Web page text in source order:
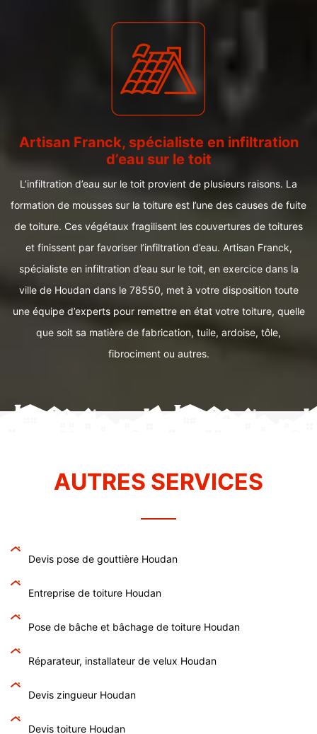
Artisan Franck, spécialiste en infiltration
d’eau sur le toit
L’infiltration d’eau sur le toit provient de plusieurs raisons. La
formation de mousses sur la toiture est l’une des causes de fuite
de toiture. Ces végétaux fragilisent les couvertures de toitures
et finissent par favoriser l’infiltration d’eau. Artisan Franck,
spécialiste en infiltration d’eau sur le toit, en exercice dans la
ville de Houdan dans le 78550, met à votre disposition toute
une équipe d’experts pour remettre en état votre toiture, quelle
que soit sa matière de fabrication, tuile, ardoise, tôle,
fibrociment ou autres.
AUTRES SERVICES
Devis pose de gouttière Houdan
Entreprise de toiture Houdan
Pose de bâche et bâchage de toiture Houdan
Réparateur, installateur de velux Houdan
Devis zingueur Houdan
Devis toiture Houdan